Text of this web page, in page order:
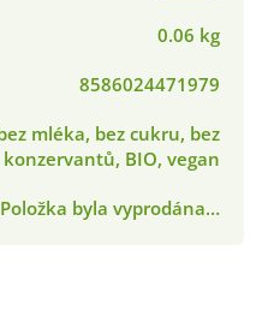
0.06 kg
8586024471979
mléka, bez cukru, bez
konzervantů, BIO, vegan
Položka byla vyprodána…